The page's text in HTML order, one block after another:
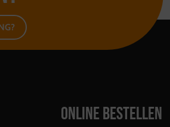
ONLINE BESTELLEN